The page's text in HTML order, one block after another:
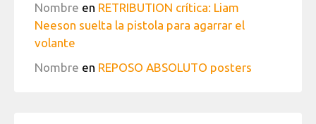
Nombre en RETRIBUTION crítica: Liam
Neeson suelta la pistola para agarrar el
volante
Nombre en REPOSO ABSOLUTO posters